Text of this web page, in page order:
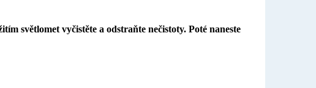
světlomet vyčistěte a odstraňte nečistoty. Poté naneste